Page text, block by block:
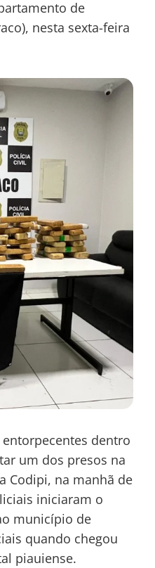
de
nesta sexta-feira
dentro
um dos presos na
Codipi, na manhã de
iniciaram o
município de
quando chegou
piauiense.